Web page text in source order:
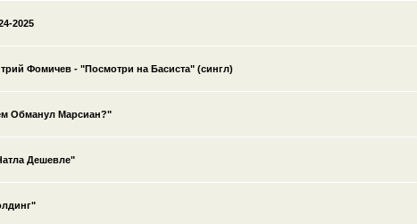
2025
Фомичев - "Посмотри на Басиста" (сингл)
Обманул Марсиан?"
Дешевле"